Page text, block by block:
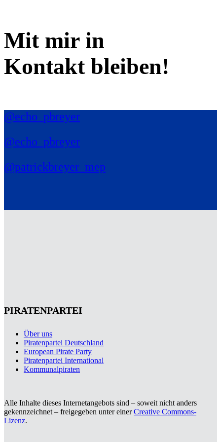
Mit mir in
Kontakt bleiben!
@echo_pbreyer
@echo_pbreyer
@patrickbreyer_mep
PIRATENPARTEI
Über uns
Piratenpartei Deutschland
European Pirate Party
Piratenpartei International
Kommunalpiraten
Alle Inhalte dieses Internetangebots sind – soweit nicht anders
gekennzeichnet – freigegeben unter einerCreative Commons-
Lizenz.